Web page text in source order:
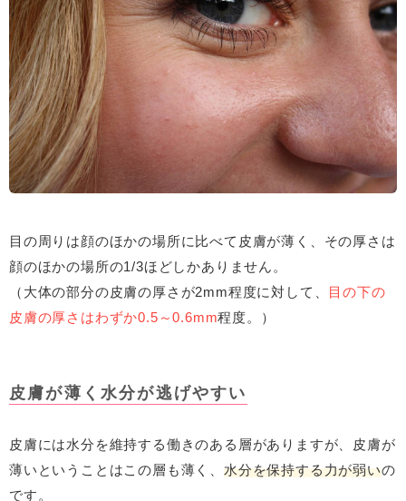
目の周りは顔のほかの場所に比べて皮膚が薄く、その厚さは
顔のほかの場所の1/3ほどしかありません。
（大体の部分の皮膚の厚さが2mm程度に対して、 目の下の
皮膚の厚さはわずか0.5～0.6mm程度。）
皮膚が薄く水分が逃げやすい
皮膚には水分を維持する働きのある層がありますが、皮膚が
薄いということはこの層も薄く、水分を保持する力が弱いの
です。